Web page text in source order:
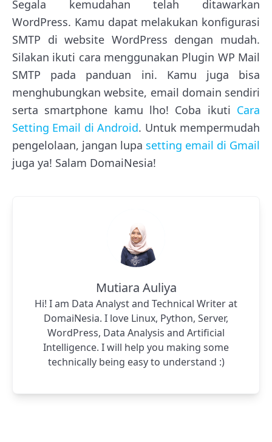
Segala kemudahan telah ditawarkan
WordPress. Kamu dapat melakukan konfigurasi
SMTP di website WordPress dengan mudah.
Silakan ikuti cara menggunakan Plugin WP Mail
SMTP pada panduan ini. Kamu juga bisa
menghubungkan website, email domain sendiri
serta smartphone kamu lho! Coba ikuti Cara
Setting Email di Android. Untuk mempermudah
pengelolaan, jangan lupa setting email di Gmail
juga ya! Salam DomaiNesia!
Mutiara Auliya
Hi! I am Data Analyst and Technical Writer at
DomaiNesia. I love Linux, Python, Server,
WordPress, Data Analysis and Artificial
Intelligence. I will help you making some
technically being easy to understand :)